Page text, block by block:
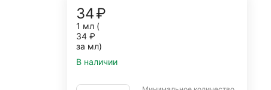
‍34‍₽
1 мл (
34 ₽
за мл)
В наличии